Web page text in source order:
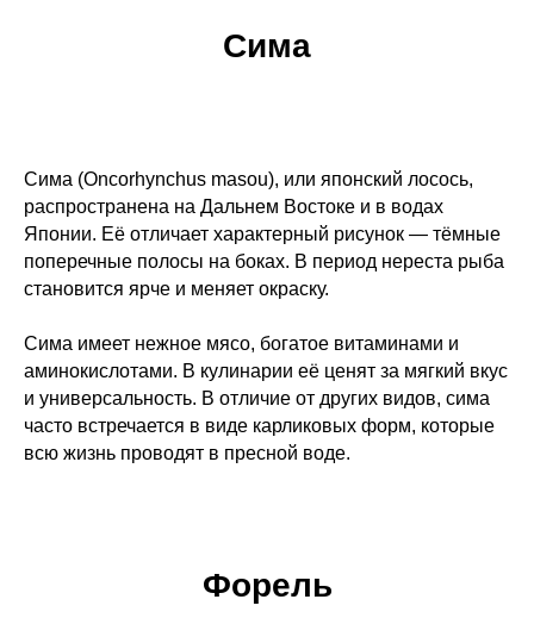
Сима
Сима (Oncorhynchus masou), или японский лосось,
распространена на Дальнем Востоке и в водах
Японии. Её отличает характерный рисунок — тёмные
поперечные полосы на боках. В период нереста рыба
становится ярче и меняет окраску.
Сима имеет нежное мясо, богатое витаминами и
аминокислотами. В кулинарии её ценят за мягкий вкус
и универсальность. В отличие от других видов, сима
часто встречается в виде карликовых форм, которые
всю жизнь проводят в пресной воде.
Форель